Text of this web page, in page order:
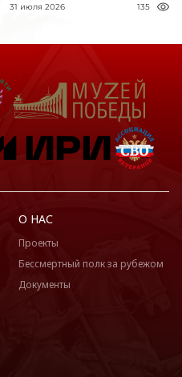
31 июля 2026 135
О НАС
Проекты
Бессмертный полк за рубежом
Документы